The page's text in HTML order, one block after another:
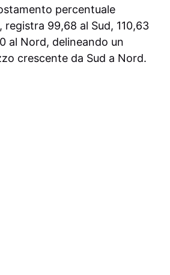
percentuale
99,68 al Sud, 110,63
al Nord, delineando un
crescente da Sud a Nord.